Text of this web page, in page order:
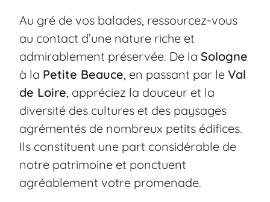
Au gré de vos balades, ressourcez-vous
au contact d’une nature riche et
admirablement préservée. De laSologne
à la Petite Beauce, en passant par leVal
de Loire, appréciez la douceur et la
diversité des cultures et des paysages
agrémentés de nombreux petits édifices.
Ils constituent une part considérable de
notre patrimoine et ponctuent
agréablement votre promenade.